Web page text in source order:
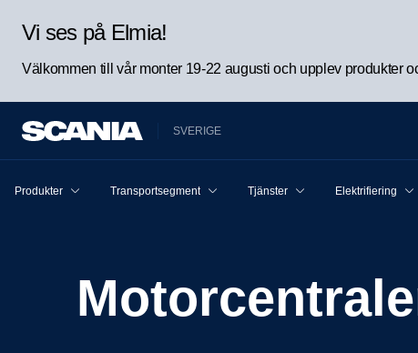
Vi ses på Elmia!
Välkommen till vår monter 19-22 augusti och upplev produkter
SVERIGE
Produkter Transportsegment Tjänster Elektrifiering